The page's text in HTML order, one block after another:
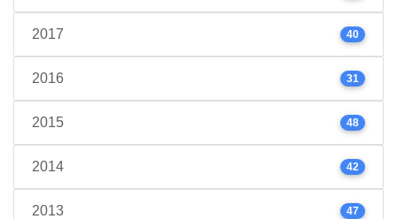
2017 40
2016 31
2015 48
2014 42
2013 47